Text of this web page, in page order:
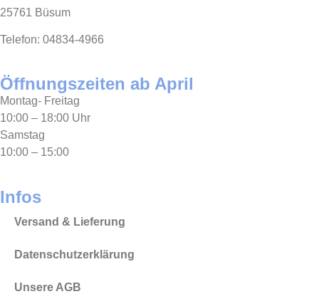
25761 Büsum
Telefon: 04834-4966
Öffnungszeiten ab April
Montag- Freitag
10:00 – 18:00 Uhr
Samstag
10:00 – 15:00
Infos
Versand & Lieferung
Datenschutzerklärung
Unsere AGB